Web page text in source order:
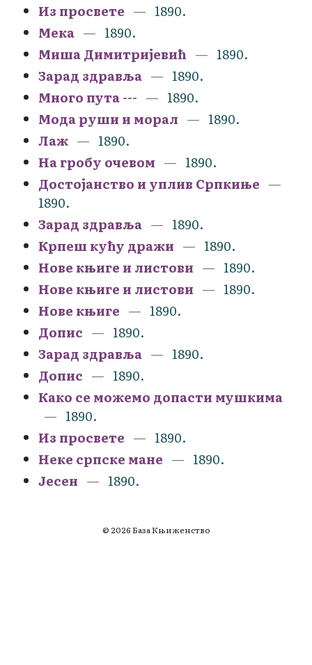
Из просвете
1890.
Мека
1890.
Миша Димитријевић
1890.
Зарад здравља
1890.
Много пута ---
1890.
Мода руши и морал
1890.
Лаж
1890.
На гробу очевом
1890.
Достојанство и уплив Српкиње
1890.
Зарад здравља
1890.
Крпеш кућу дражи
1890.
Нове књиге и листови
1890.
Нове књиге и листови
1890.
Нове књиге
1890.
Допис
1890.
Зарад здравља
1890.
Допис
1890.
Како се можемо допасти мушкима
1890.
Из просвете
1890.
Неке српске мане
1890.
Јесен
1890.
© 2026 База Књиженство